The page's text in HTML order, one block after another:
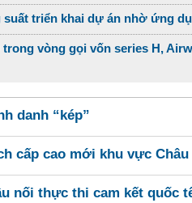
suất triển khai dự án nhờ ứng
trong vòng gọi vốn series H,
danh “kép”
cấp cao mới khu vực Châu
nối thực thi cam kết quốc